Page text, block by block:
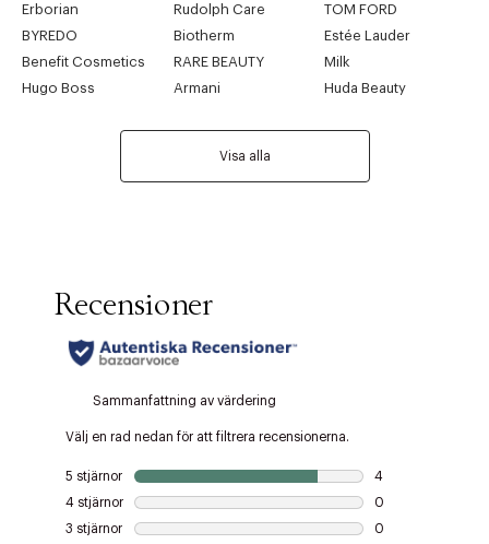
Erborian
Rudolph Care
TOM FORD
BYREDO
Biotherm
Estée Lauder
Benefit Cosmetics
RARE BEAUTY
Milk
Hugo Boss
Armani Huda Beauty
Visa alla